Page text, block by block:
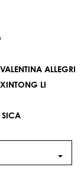
VALENTINA ALLEGRI
XINTONG LI